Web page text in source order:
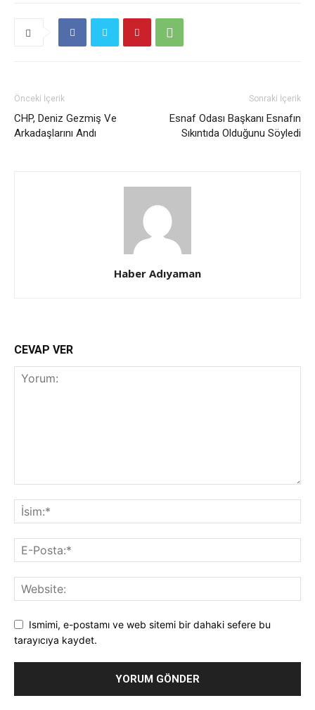
Önceki İçerik
CHP, Deniz Gezmiş Ve
Arkadaşlarını Andı
Sonraki İçerik
Esnaf Odası Başkanı Esnafın
Sıkıntıda Olduğunu Söyledi
Haber Adıyaman
CEVAP VER
Ismimi, e-postamı ve web sitemi bir dahaki sefere bu
tarayıcıya kaydet.